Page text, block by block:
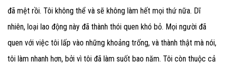
đã mệt rồi. Tôi không thể và sẽ không làm hết mọi thứ nữa. Dĩ
nhiên, loại lao động này đã thành thói quen khó bỏ. Mọi người đã
quen với việc tôi lấp vào những khoảng trống, và thành thật mà nói,
tôi làm nhanh hơn, bởi vì tôi đã làm suốt bao năm. Tôi còn thuộc cả